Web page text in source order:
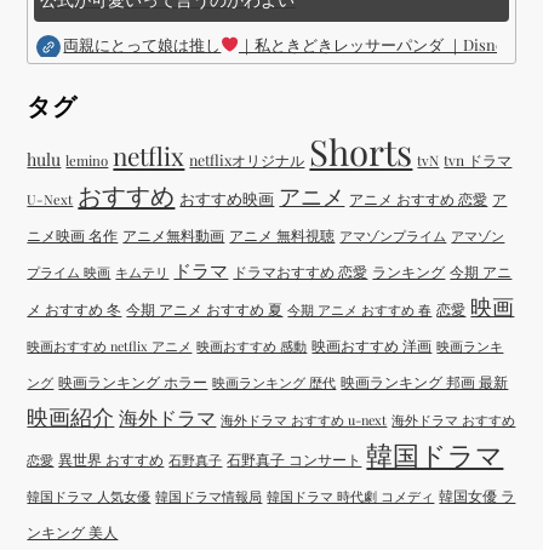
両親にとって娘は推し ｜私ときどきレッサーパンダ ｜Disney (
タグ
hulu lemino netflix netflixオリジナル Shorts tvN tvn ドラマ
U-Next おすすめ おすすめ映画 アニメ アニメ おすすめ 恋愛 ア
ニメ映画 名作 アニメ無料動画 アニメ 無料視聴 アマゾンプライム アマゾン
プライム 映画 キムテリ ドラマ ドラマおすすめ 恋愛 ランキング 今期 アニ
メ おすすめ 冬 今期 アニメ おすすめ 夏 今期 アニメ おすすめ 春 恋愛 映画
映画おすすめ netflix アニメ 映画おすすめ 感動 映画おすすめ 洋画 映画ランキ
ング 映画ランキング ホラー 映画ランキング 歴代 映画ランキング 邦画 最新
映画紹介 海外ドラマ 海外ドラマ おすすめ u-next 海外ドラマ おすすめ
恋愛 異世界 おすすめ 石野真子 石野真子 コンサート 韓国ドラマ
韓国ドラマ 人気女優 韓国ドラマ情報局 韓国ドラマ 時代劇 コメディ 韓国女優 ラ
ンキング 美人